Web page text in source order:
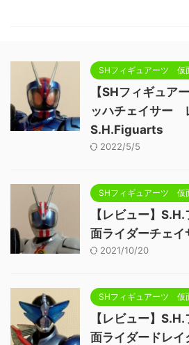
SHフィギュアーツ 仮
【SHフィギュア
ッハチェイサー
S.H.Figuarts
2022/5/5
SHフィギュアーツ 仮
【レビュー】
面ライダーチェイ
2021/10/20
SHフィギュアーツ 仮
【レビュー】
面ライダードレイ